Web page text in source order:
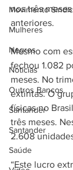
Movimento
Mulheres
Negros
Notícias
Outros Bancos
Santander
Santander
Saúde
nos três
anteriores.
Mesmo com
fechou 1.082
meses. No
extintas. O
físicas no
três meses.
2.608
“Este lucro